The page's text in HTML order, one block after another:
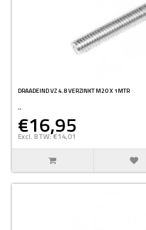
DRAADEIND VZ 4.8 VERZINKT M20 X 1MTR
..
€16,95
Excl. BTW: €14,01